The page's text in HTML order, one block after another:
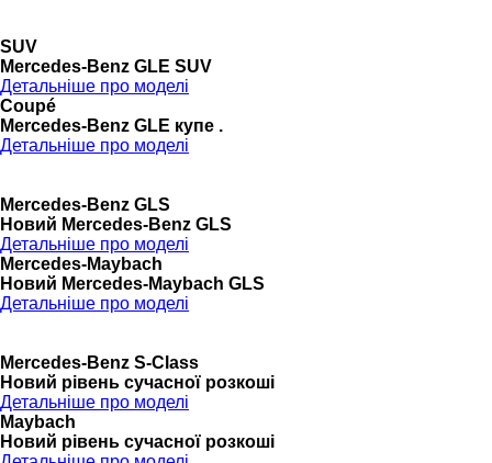
SUV
Mercedes-Benz GLE SUV
Детальніше про моделі
Coupé
Mercedes-Benz GLE купе .
Детальніше про моделі
Mercedes-Benz GLS
Новий Mercedes-Benz GLS
Детальніше про моделі
Mercedes-Maybach
Новий Mercedes-Maybach GLS
Детальніше про моделі
Mercedes-Benz S-Class
Новий рівень сучасної розкоші
Детальніше про моделі
Maybach
Новий рівень сучасної розкоші